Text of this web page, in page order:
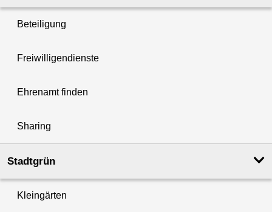
Beteiligung
Freiwilligendienste
Ehrenamt finden
Sharing
Stadtgrün
Kleingärten